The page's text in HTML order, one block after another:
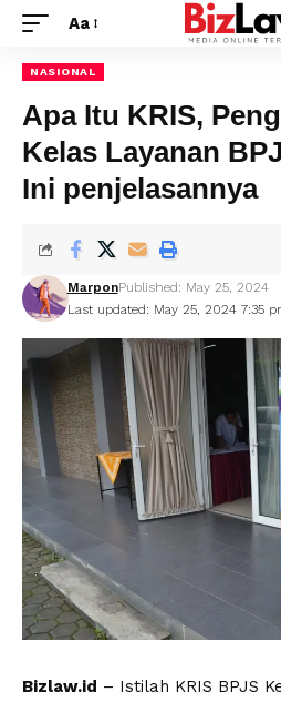
Aa
NASIONAL
Apa Itu KRIS,
Kelas Layanan
Ini penjelasannya
Last updated: May 25, 2024 7:35
MarponPublished: May 25, 2024
Bizlaw.id – Istilah KRIS BPJS